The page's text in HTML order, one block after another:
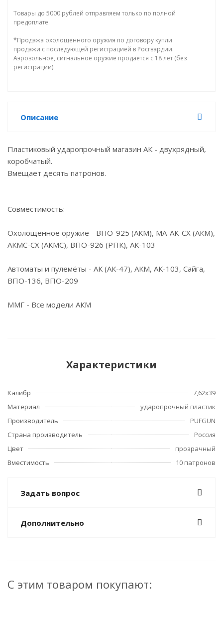
Товары до 5000 рублей отправляем только по полной
предоплате.
*Продажа охолощенного оружия по договору купли
продажи с последующей регистрацией в Росгвардии.
Аэрозольное, сигнальное оружие продается с 18 лет (без
регистрации).
Описание
Пластиковый ударопрочный магазин АК - двухрядный,
коробчатый.
Вмещает десять патронов.
Совместимость:
Охолощённое оружие - ВПО-925 (АКМ), МА-АК-СХ (АКМ),
АКМС-СХ (АКМС), ВПО-926 (РПК), АК-103
Автоматы и пулемёты - АК (АК-47), АКМ, АК-103, Сайга,
ВПО-136, ВПО-209
ММГ - Все модели АКМ
Характеристики
Калибр
7,62х39
Материал
ударопрочный пластик
Производитель
PUFGUN
Страна производитель
Россия
Цвет
прозрачный
Вместимость
10 патронов
Задать вопрос
Дополнительно
С этим товаром покупают: